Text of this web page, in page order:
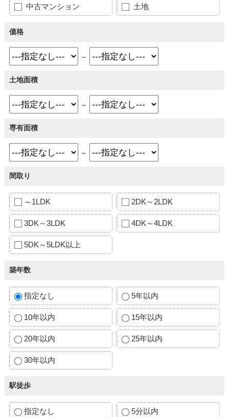
中古マンション 土地
価格
～
土地面積
～
専有面積
～
間取り
～1LDK 2DK～2LDK
3DK～3LDK 4DK～4LDK
5DK～5LDK以上
築年数
指定なし 5年以内
10年以内 15年以内
20年以内 25年以内
30年以内
駅徒歩
指定なし 5分以内